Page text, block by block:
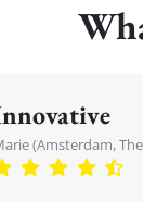
(Amsterdam,